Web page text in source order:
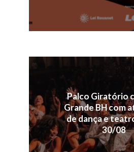
Palco Giratório
Grande BH com
de dança e
30/08